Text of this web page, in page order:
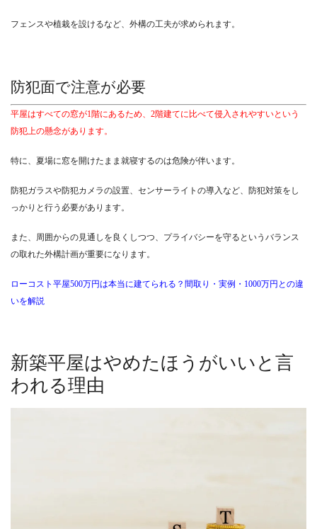
フェンスや植栽を設けるなど、外構の工夫が求められます。
防犯面で注意が必要
平屋はすべての窓が1階にあるため、2階建てに比べて侵入されやすいという
防犯上の懸念があります。
特に、夏場に窓を開けたまま就寝するのは危険が伴います。
防犯ガラスや防犯カメラの設置、センサーライトの導入など、防犯対策をし
っかりと行う必要があります。
また、周囲からの見通しを良くしつつ、プライバシーを守るというバランス
の取れた外構計画が重要になります。
ローコスト平屋500万円は本当に建てられる？間取り・実例・1000万円との違
いを解説
新築平屋はやめたほうがいいと言
われる理由